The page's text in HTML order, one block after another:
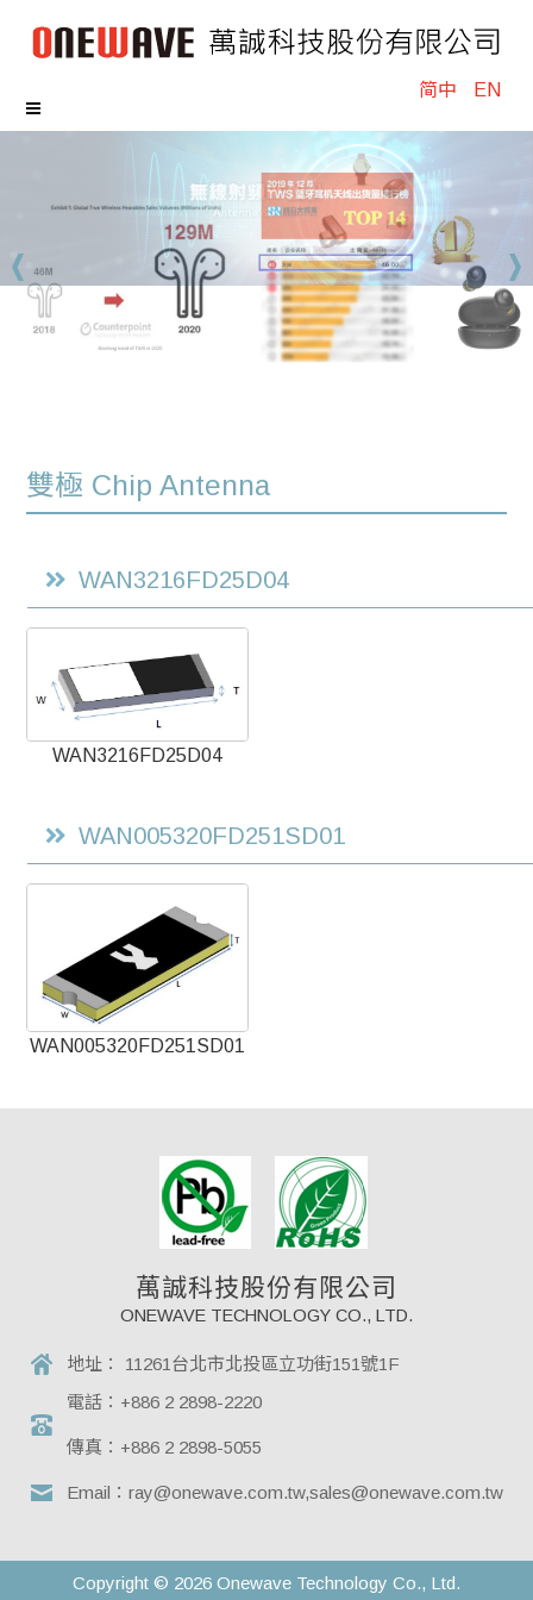
简中 EN
雙極 Chip Antenna
WAN3216FD25D04
WAN3216FD25D04
WAN005320FD251SD01
WAN005320FD251SD01
萬誠科技股份有限公司
ONEWAVE TECHNOLOGY CO., LTD.
地址： 11261台北市北投區立功街151號1F
電話： +886 2 2898-2220
傳真： +886 2 2898-5055
Email： ray@onewave.com.tw,sales@onewave.com.tw
Copyright © 2026 Onewave Technology Co., Ltd.